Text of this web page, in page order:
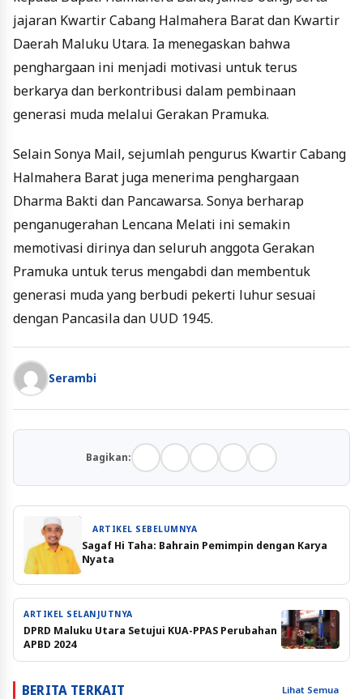
jajaran Kwartir Cabang Halmahera Barat dan Kwartir
Daerah Maluku Utara. Ia menegaskan bahwa
penghargaan ini menjadi motivasi untuk terus
berkarya dan berkontribusi dalam pembinaan
generasi muda melalui Gerakan Pramuka.
Selain Sonya Mail, sejumlah pengurus Kwartir Cabang
Halmahera Barat juga menerima penghargaan
Dharma Bakti dan Pancawarsa. Sonya berharap
penganugerahan Lencana Melati ini semakin
memotivasi dirinya dan seluruh anggota Gerakan
Pramuka untuk terus mengabdi dan membentuk
generasi muda yang berbudi pekerti luhur sesuai
dengan Pancasila dan UUD 1945.
Serambi
Bagikan:
ARTIKEL SEBELUMNYA
Sagaf Hi Taha: Bahrain Pemimpin dengan Karya
Nyata
ARTIKEL SELANJUTNYA
DPRD Maluku Utara Setujui KUA-PPAS Perubahan
APBD 2024
BERITA TERKAIT Lihat Semua